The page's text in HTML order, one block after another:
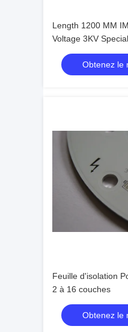
Length 1200 MM
Voltage 3KV
For Horti Light
Obtenez le
Feuille d'isolation
2 à 16 couches
Obtenez le